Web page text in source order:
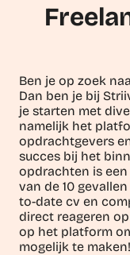
Ben je op zoek
Dan ben je bij
je starten met
namelijk het
opdrachtgevers
succes bij het
opdrachten is
van de 10
to-date cv en
direct reageren
op het platform
mogelijk te maken!